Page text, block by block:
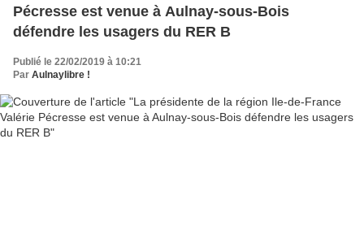
Pécresse est venue à Aulnay-sous-Bois
défendre les usagers du RER B
Publié le 22/02/2019 à 10:21
Par Aulnaylibre !